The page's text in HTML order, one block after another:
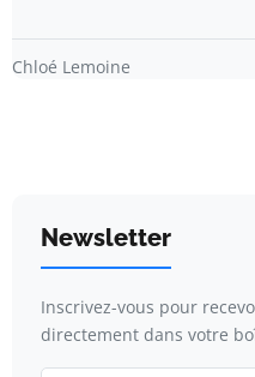
Chloé Lemoine
Newsletter
Inscrivez-vous pour
directement dans votre